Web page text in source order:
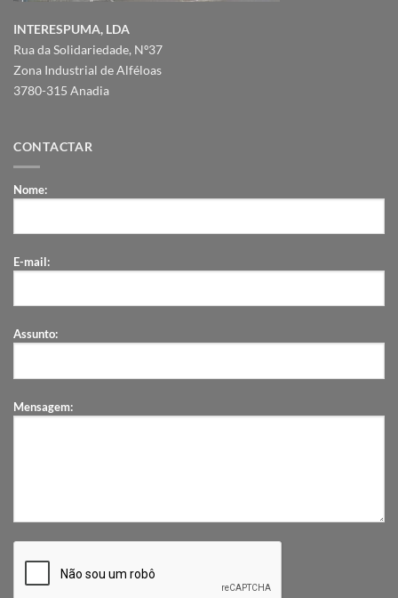
INTERESPUMA, LDA
Rua da Solidariedade, Nº37
Zona Industrial de Alféloas
3780-315 Anadia
CONTACTAR
Nome:
E-mail:
Assunto:
Mensagem: